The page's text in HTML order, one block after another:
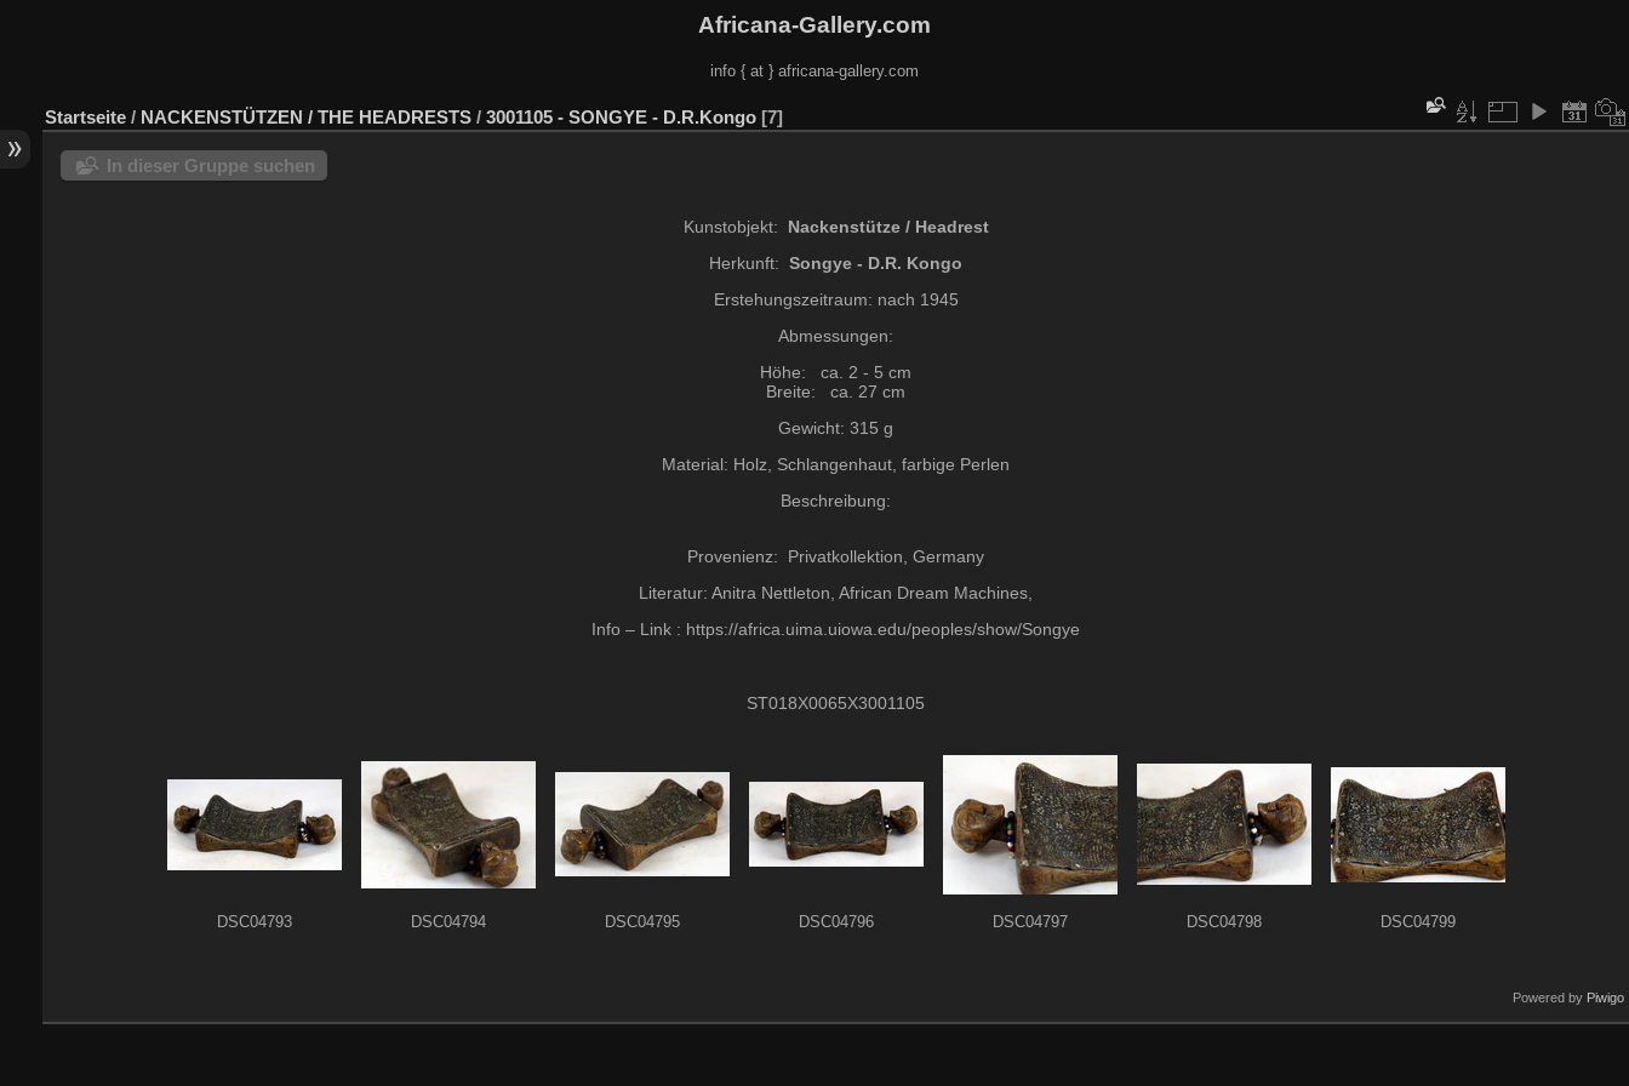
Africana-Gallery.com
info { at } africana-gallery.com
Startseite / NACKENSTÜTZEN / THE HEADRESTS / 3001105 - SONGYE - D.R.Kongo 7
In dieser Gruppe suchen
Kunstobjekt: Nackenstütze / Headrest
Herkunft: Songye - D.R. Kongo
Erstehungszeitraum: nach 1945
Abmessungen:
Höhe: ca. 2 - 5 cm
Breite: ca. 27 cm
Gewicht: 315 g
Material: Holz, Schlangenhaut, farbige Perlen
Beschreibung:
Provenienz: Privatkollektion, Germany
Literatur: Anitra Nettleton, African Dream Machines,
Info – Link : https://africa.uima.uiowa.edu/peoples/show/Songye
ST018X0065X3001105
DSC04793 DSC04794 DSC04795 DSC04796 DSC04797 DSC04798 DSC04799
Powered by Piwigo